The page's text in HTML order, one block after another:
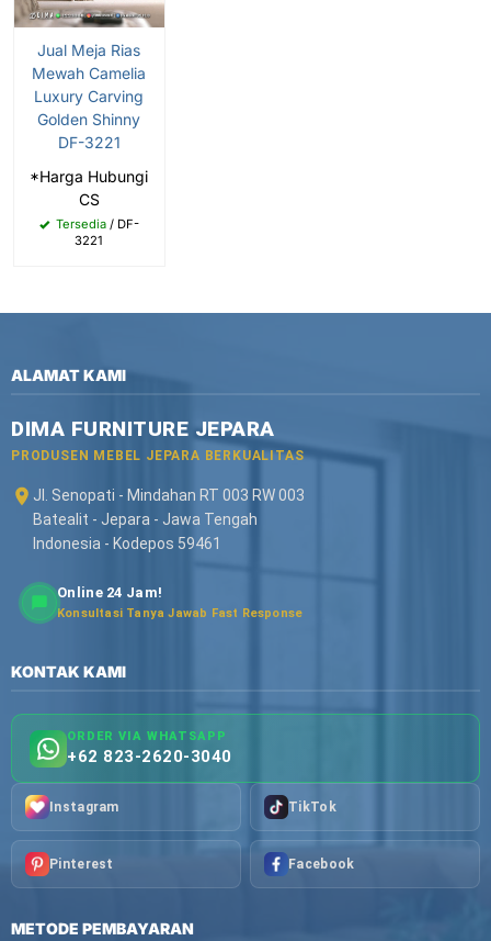
Jual Meja Rias
Mewah Camelia
Luxury Carving
Golden Shinny
DF-3221
*Harga Hubungi
CS
Tersedia/ DF-
3221
ALAMAT KAMI
DIMA FURNITURE JEPARA
PRODUSEN MEBEL JEPARA BERKUALITAS
Jl. Senopati - Mindahan RT 003 RW 003
Batealit - Jepara - Jawa Tengah
Indonesia - Kodepos 59461
Online 24 Jam!
Konsultasi Tanya Jawab Fast Response
KONTAK KAMI
ORDER VIA WHATSAPP
+62 823-2620-3040
Instagram TikTok
Pinterest Facebook
METODE PEMBAYARAN